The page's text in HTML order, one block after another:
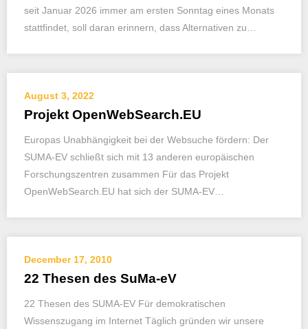
seit Januar 2026 immer am ersten Sonntag eines Monats
stattfindet, soll daran erinnern, dass Alternativen zu…
August 3, 2022
Projekt OpenWebSearch.EU
Europas Unabhängigkeit bei der Websuche fördern: Der
SUMA-EV schließt sich mit 13 anderen europäischen
Forschungszentren zusammen Für das Projekt
OpenWebSearch.EU hat sich der SUMA-EV…
December 17, 2010
22 Thesen des SuMa-eV
22 Thesen des SUMA-EV Für demokratischen
Wissenszugang im Internet Täglich gründen wir unsere